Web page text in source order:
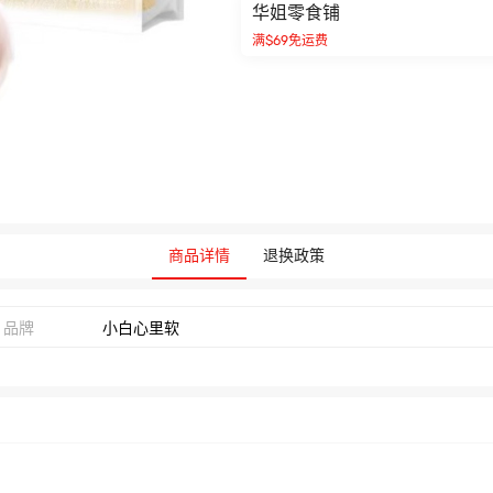
华姐零食铺
满$69免运费
商品详情 退换政策
品牌 小白心里软